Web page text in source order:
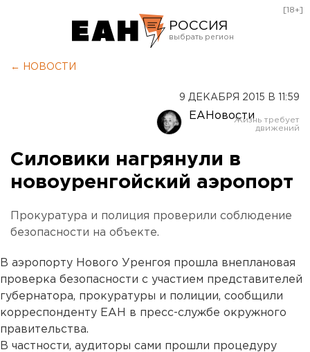
РОССИЯ
Оренбург
[18+]
← НОВОСТИ
9 ДЕКАБРЯ 2015 В 11:59
ЕАНовости
Силовики нагрянули в
новоуренгойский аэропорт
Прокуратура и полиция проверили соблюдение
безопасности на объекте.
В аэропорту Нового Уренгоя прошла внеплановая
проверка безопасности с участием представителей
губернатора, прокуратуры и полиции, сообщили
корреспонденту ЕАН в пресс-службе окружного
правительства.
В частности, аудиторы сами прошли процедуру